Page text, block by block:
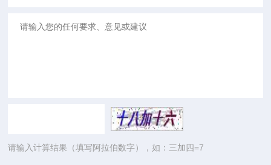
请输入计算结果（填写阿拉伯数字），如：三加四=7